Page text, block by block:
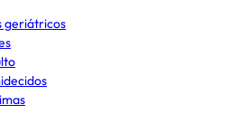
geriátricos